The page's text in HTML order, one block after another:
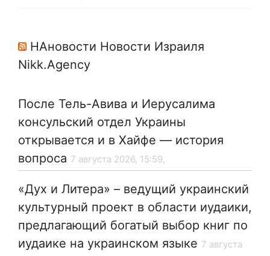
НАновости Новости Израиля
Nikk.Agency
После Тель-Авива и Иерусалима
консульский отдел Украины
открывается и в Хайфе — история
вопроса 7 августа 2026, 15:59,
«Дух и Литера» – ведущий украинский
культурный проект в области иудаики,
предлагающий богатый выбор книг по
иудаике на украинском языке 7 августа